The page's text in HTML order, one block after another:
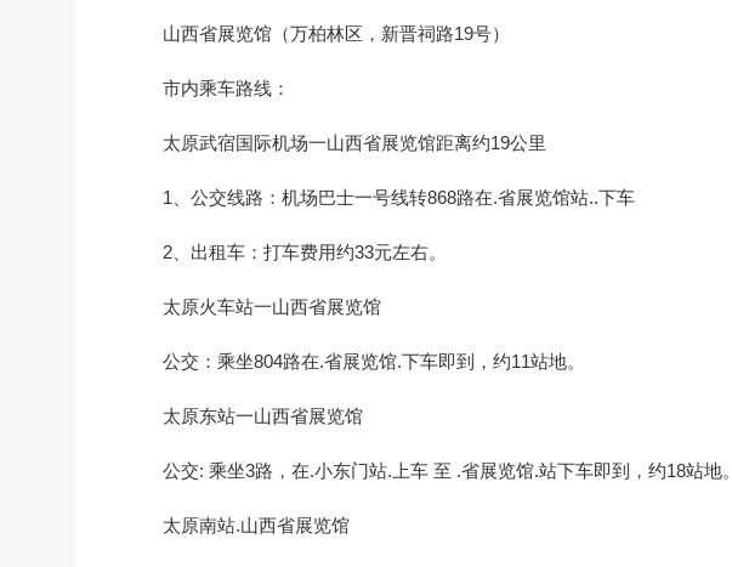
山西省展览馆（万柏林区，新晋祠路19号）
市内乘车路线：
太原武宿国际机场一山西省展览馆距离约19公里
1、公交线路：机场巴士一号线转868路在.省展览馆站..下车
2、出租车：打车费用约33元左右。
太原火车站一山西省展览馆
公交：乘坐804路在.省展览馆.下车即到，约11站地。
太原东站一山西省展览馆
公交: 乘坐3路，在.小东门站.上车 至 .省展览馆.站下车即到，约18站地。
太原南站.山西省展览馆